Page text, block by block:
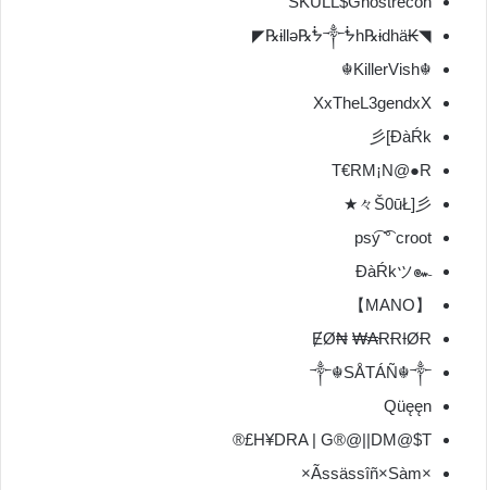
◥₭ɨllǝ℞ᖭ༒ᖭh℞ɨdhä℞◤
☬KillerVish☬
XxTheL3gendxX
彡[ĐàŔk
T€RM¡N@●R
々Š0ūŁ]彡★
psy͡ ͡° croot
ĐàŔkツ๛
【MANO】
ɆØ₦ ₩₳ɌɌƗØɌ
༒☬SÅTÁÑ☬༒
Qüęęn
H¥DRA | G®@||DM@$T£®
×Ãssässîñ×Sàm×